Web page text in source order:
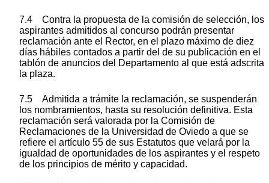
7.4 Contra la propuesta de la comisión de selección, los
aspirantes admitidos al concurso podrán presentar
reclamación ante el Rector, en el plazo máximo de diez
días hábiles contados a partir del de su publicación en el
tablón de anuncios del Departamento al que está adscrita
la plaza.
7.5 Admitida a trámite la reclamación, se suspenderán
los nombramientos, hasta su resolución definitiva. Esta
reclamación será valorada por la Comisión de
Reclamaciones de la Universidad de Oviedo a que se
refiere el artículo 55 de sus Estatutos que velará por la
igualdad de oportunidades de los aspirantes y el respeto
de los principios de mérito y capacidad.